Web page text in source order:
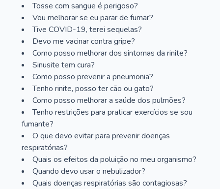
Tosse com sangue é perigoso?
Vou melhorar se eu parar de fumar?
Tive COVID-19, terei sequelas?
Devo me vacinar contra gripe?
Como posso melhorar dos sintomas da rinite?
Sinusite tem cura?
Como posso prevenir a pneumonia?
Tenho rinite, posso ter cão ou gato?
Como posso melhorar a saúde dos pulmões?
Tenho restrições para praticar exercícios se sou
fumante?
O que devo evitar para prevenir doenças
respiratórias?
Quais os efeitos da poluição no meu organismo?
Quando devo usar o nebulizador?
Quais doenças respiratórias são contagiosas?